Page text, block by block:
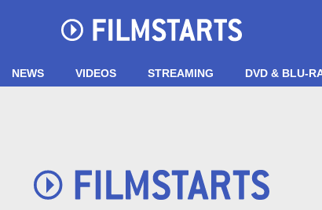
NEWS VIDEOS STREAMING DVD & BLU-